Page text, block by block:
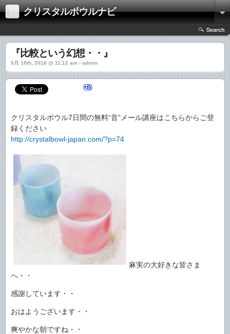
クリスタルボウルナビ
Search
『比較という幻想・・』
5月 18th, 2016 @ 11:12 am › admin
クリスタルボウル7日間の無料“音”メール講座はこちらからご登
録ください
http://crystalbowl-japan.com/?p=74
麻実の大好きな皆さま
へ・・
感謝しています・・
おはようございます・・
爽やかな朝ですね・・